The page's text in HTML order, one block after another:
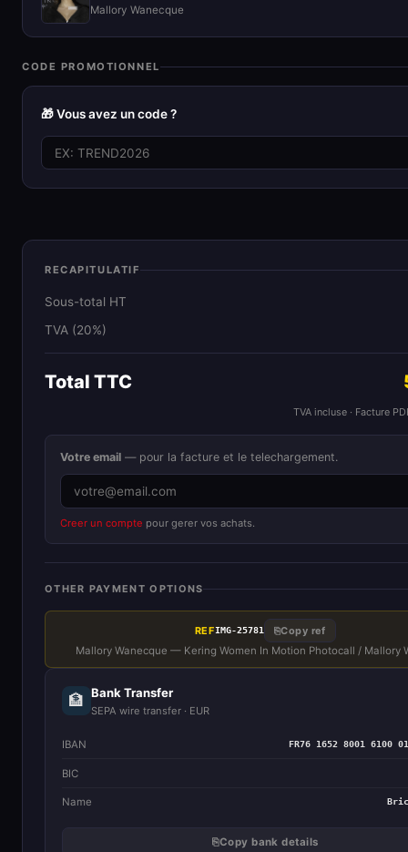
Mallory Wanecque
CODE PROMOTIONNEL
🎁 Vous avez un code ?
RECAPITULATIF
Sous-total HT
TVA (20%)
Total TTC
TVA incluse · Facture
Votre email — pour la facture et le telechargement.
Creer un compte pour gerer vos achats.
OTHER PAYMENT OPTIONS
REFIMG-25781 ⎘Copy ref
Mallory Wanecque — Kering Women In Motion Photocall / Mallory
🏦 Bank Transfer
SEPA wire transfer · EUR
IBAN FR76 1652 8001 6100
BIC
Name
⎘Copy bank details